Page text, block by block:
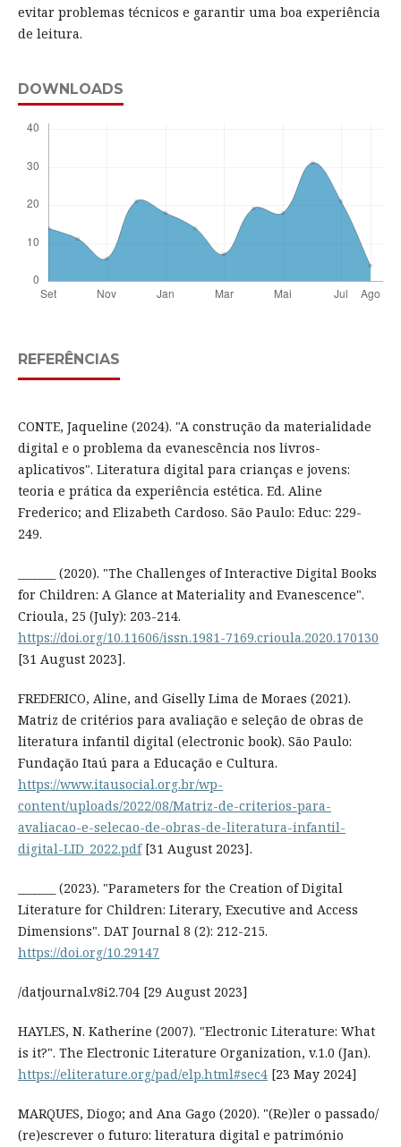
evitar problemas técnicos e garantir uma boa experiência
de leitura.
DOWNLOADS
REFERÊNCIAS
CONTE, Jaqueline (2024). "A construção da materialidade
digital e o problema da evanescência nos livros-
aplicativos". Literatura digital para crianças e jovens:
teoria e prática da experiência estética. Ed. Aline
Frederico; and Elizabeth Cardoso. São Paulo: Educ: 229-
249.
_______ (2020). "The Challenges of Interactive Digital Books
for Children: A Glance at Materiality and Evanescence".
Crioula, 25 (July): 203-214.
https://doi.org/10.11606/issn.1981-7169.crioula.2020.170130
[31 August 2023].
FREDERICO, Aline, and Giselly Lima de Moraes (2021).
Matriz de critérios para avaliação e seleção de obras de
literatura infantil digital (electronic book). São Paulo:
Fundação Itaú para a Educação e Cultura.
https://www.itausocial.org.br/wp-
content/uploads/2022/08/Matriz-de-criterios-para-
avaliacao-e-selecao-de-obras-de-literatura-infantil-
digital-LID_2022.pdf[31 August 2023].
_______ (2023). "Parameters for the Creation of Digital
Literature for Children: Literary, Executive and Access
Dimensions". DAT Journal 8 (2): 212-215.
https://doi.org/10.29147
/datjournal.v8i2.704 [29 August 2023]
HAYLES, N. Katherine (2007). "Electronic Literature: What
is it?". The Electronic Literature Organization, v.1.0 (Jan).
https://eliterature.org/pad/elp.html#sec4[23 May 2024]
MARQUES, Diogo; and Ana Gago (2020). "(Re)ler o passado/
(re)escrever o futuro: literatura digital e património